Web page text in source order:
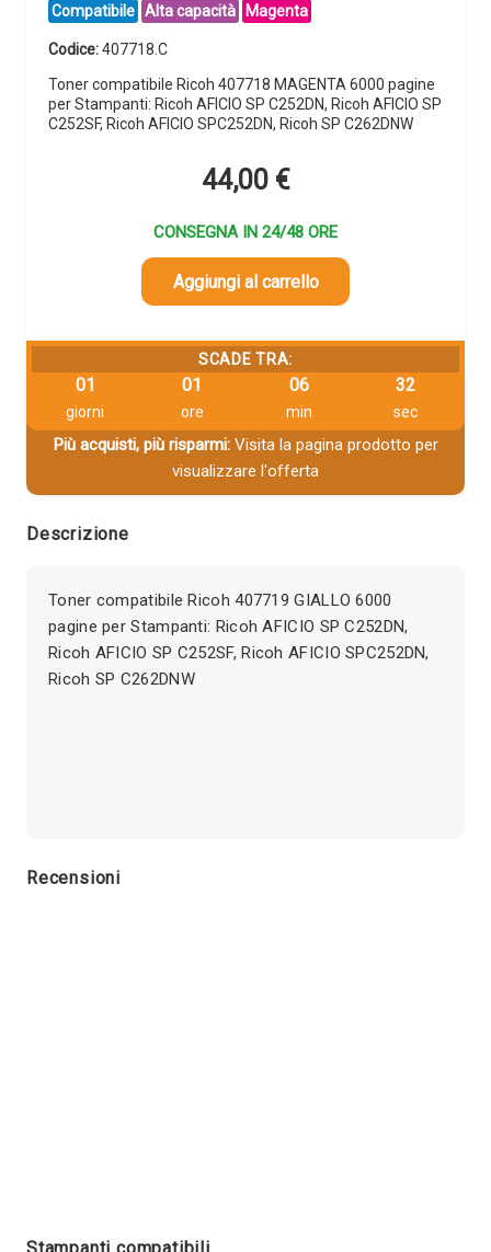
Compatibile Alta capacità Magenta
Codice:407718.C
Toner compatibile Ricoh 407718 MAGENTA 6000 pagine
per Stampanti: Ricoh AFICIO SP C252DN, Ricoh AFICIO SP
C252SF, Ricoh AFICIO SPC252DN, Ricoh SP C262DNW
44,00 €
CONSEGNA IN 24/48 ORE
Aggiungi al carrello
SCADE TRA:
01
giorni
01
ore
06
min
32
sec
Più acquisti, più risparmi:Visita la pagina prodotto per
visualizzare l'offerta
Descrizione
Toner compatibile Ricoh 407719 GIALLO 6000
pagine per Stampanti: Ricoh AFICIO SP C252DN,
Ricoh AFICIO SP C252SF, Ricoh AFICIO SPC252DN,
Ricoh SP C262DNW
Recensioni
Stampanti compatibili